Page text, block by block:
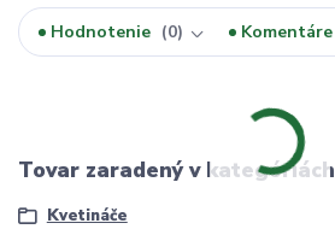
Hodnotenie 0 Komentáre
Tovar zaradený v kategóriách
Kvetináče